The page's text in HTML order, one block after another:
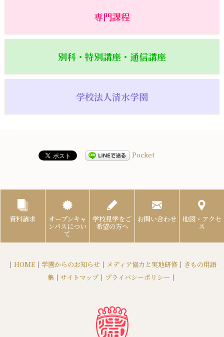
専門課程
別科・特別講座・通信講座
学校法人清水学園
Pocket
資料請求 オープンキャ
ンパスについ
て
学校見学をご
希望の方へ
お問い合わせ 地図・アクセ
ス
｜ HOME ｜ 学園からのお知らせ ｜ メディア協力と実地研修 ｜ きもの用語
集 ｜ サイトマップ ｜ プライバシーポリシー ｜